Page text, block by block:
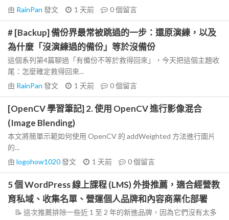
由 RainPan 發文 1 天前 0個留言
# [Backup] 備份界最常被跳過的一步：還原演練，以及
為什麼「沒演練過的備份」等於沒備份
這個系列第4篇聊過「有備份不等於救得回來」，今天把這個主題收
尾：怎麼確定救得回來...
由 RainPan 發文 1 天前 0個留言
[OpenCV 學習筆記] 2. 使用 OpenCV 進行影像混合
(Image Blending)
本文將簡單示範如何使用 OpenCV 的 addWeighted 方法進行圖片
的...
由 logohow1020發文 1 天前 0個留言
5 個 WordPress 線上課程 (LMS) 外掛推薦，適合經營教
育私域、收集名單、營運個人品牌和內容商業化部署
📝 這次推薦排除一些近 1 至 2 年的新進品牌，因為它們沒有太多